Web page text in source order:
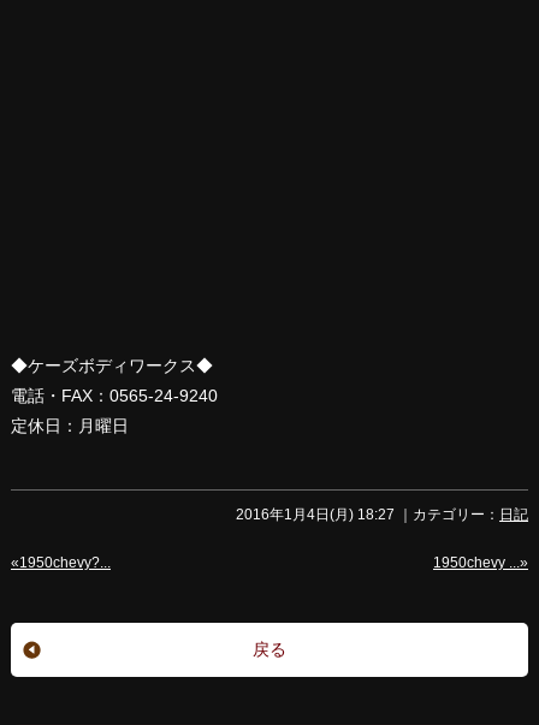
◆ケーズボディワークス◆
電話・FAX：0565-24-9240
定休日：月曜日
2016年1月4日(月) 18:27 ｜カテゴリー： 日記
«1950chevy?... 1950chevy ...»
戻る